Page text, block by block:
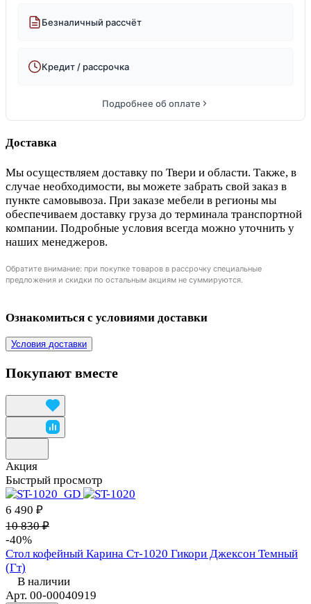
Безналичный рассчёт
Кредит / рассрочка
Подробнее об оплате
Доставка
Мы осуществляем доставку по Твери и области. Также, в
случае необходимости, вы можете забрать свой заказ в
пункте самовывоза. При заказе мебели в регионы мы
обеспечиваем доставку груза до терминала транспортной
компании. Подробные условия всегда можно уточнить у
наших менеджеров.
Обратите внимание: при покупке товаров в рассрочку специальные
предложения и скидки по остальным акциям не суммируются.
Ознакомиться с условиями доставки
Условия доставки
Покупают вместе
Акция
Быстрый просмотр
6 490 ₽
10 830 ₽
-40%
Стол кофейный Карина Ст-1020 Гикори Джексон Темный
(Гт)
В наличии
Арт. 00-00040919